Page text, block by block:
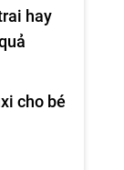
hay
cho bé